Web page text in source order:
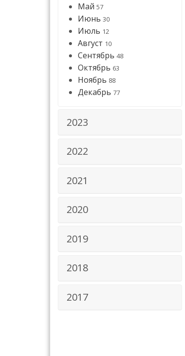
Май 57
Июнь 30
Июль 12
Август 10
Сентябрь 48
Октябрь 63
Ноябрь 88
Декабрь 77
2023
2022
2021
2020
2019
2018
2017